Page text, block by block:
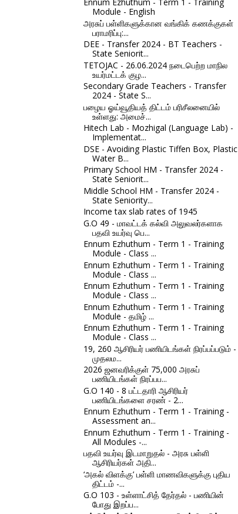
Module - English
அரசுப் பள்ளிகளுக்கான வங்கிக் கணக்குகள்
பராமரிப்பு:...
DEE - Transfer 2024 - BT Teachers -
State Seniorit...
TETOJAC - 26.06.2024 நடைபெற்ற மாநில
உயர்மட்டக் குழ...
Secondary Grade Teachers - Transfer
2024 - State S...
பழைய ஓய்வூதியத் திட்டம் பரிசீலனையில்
உள்ளது: அமைச்...
Hitech Lab - Mozhigal (Language Lab) -
Implementat...
DSE - Avoiding Plastic Tiffen Box, Plastic
Water B...
Primary School HM - Transfer 2024 -
State Seniorit...
Middle School HM - Transfer 2024 -
State Seniority...
Income tax slab rates of 1945
G.O 49 - மாவட்டக் கல்வி அலுவலர்களாக
பதவி உயர்வு பெ...
Ennum Ezhuthum - Term 1 - Training
Module - Class ...
Ennum Ezhuthum - Term 1 - Training
Module - Class ...
Ennum Ezhuthum - Term 1 - Training
Module - Class ...
Ennum Ezhuthum - Term 1 - Training
Module - தமிழ் ...
Ennum Ezhuthum - Term 1 - Training
Module - Class ...
19, 260 ஆசிரியர் பணியிடங்கள் நிரப்பப்படும் -
முதலம...
2026 ஜனவரிக்குள் 75,000 அரசுப்
பணியிடங்கள் நிரப்பப...
G.O 140 - 8 பட்டதாரி ஆசிரியர்
பணியிடங்களை சரண் - 2...
Ennum Ezhuthum - Term 1 - Training -
Assessment an...
Ennum Ezhuthum - Term 1 - Training -
All Modules -...
பதவி உயர்வு இடமாறுதல் - அரசு பள்ளி
ஆசிரியர்கள் அதி...
‘அகல் விளக்கு’ பள்ளி மாணவிகளுக்கு புதிய
திட்டம் -...
G.O 103 - உள்ளாட்சித் தேர்தல் - பணியின்
போது இறப்ப...